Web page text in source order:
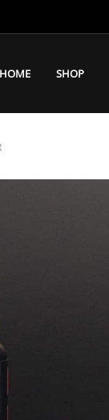
HOME SHOP